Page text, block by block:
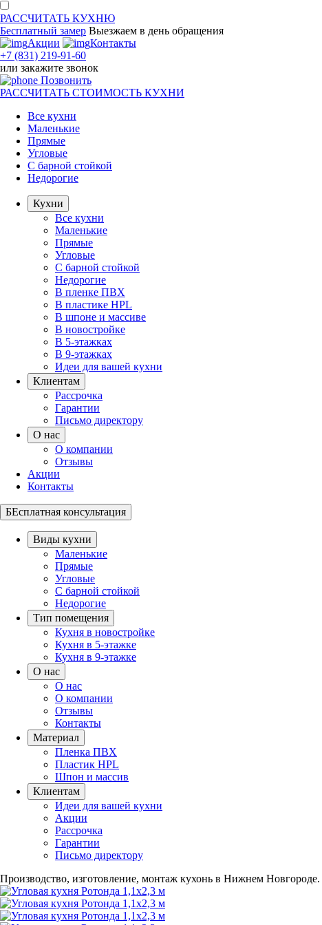
РАССЧИТАТЬ КУХНЮ
Бесплатный замер Выезжаем в день обращения
Акции
Контакты
+7 (831) 219-91-60
или закажите звонок
Позвонить
РАССЧИТАТЬ СТОИМОСТЬ КУХНИ
Все кухни
Маленькие
Прямые
Угловые
С барной стойкой
Недорогие
Кухни
Все кухни
Маленькие
Прямые
Угловые
С барной стойкой
Недорогие
В пленке ПВХ
В пластике HPL
В шпоне и массиве
В новостройке
В 5-этажках
В 9-этажках
Идеи для вашей кухни
Клиентам
Рассрочка
Гарантии
Письмо директору
О нас
О компании
Отзывы
Акции
Контакты
БЕсплатная консультация
Виды кухни
Маленькие
Прямые
Угловые
С барной стойкой
Недорогие
Тип помещения
Кухня в новостройке
Кухня в 5-этажке
Кухня в 9-этажке
О нас
О нас
О компании
Отзывы
Контакты
Материал
Пленка ПВХ
Пластик HPL
Шпон и массив
Клиентам
Идеи для вашей кухни
Акции
Рассрочка
Гарантии
Письмо директору
Производство, изготовление, монтаж кухонь в Нижнем Новгороде.